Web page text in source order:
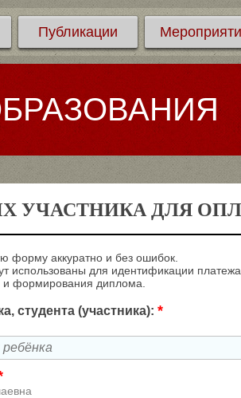
Публикации
УЧАСТНИКА ДЛЯ
форму аккуратно и без ошибок.
использованы для идентификации платежа,
и формирования диплома.
студента (участника): *